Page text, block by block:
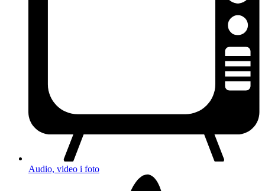
Audio, video i foto